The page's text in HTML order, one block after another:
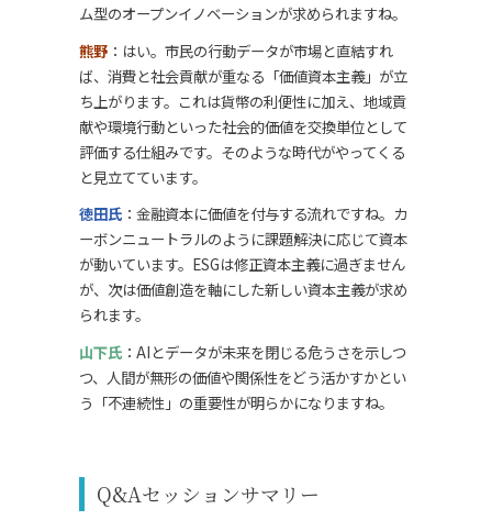
ム型のオープンイノベーションが求められますね。
熊野 ：はい。市民の行動データが市場と直結すれ
ば、消費と社会貢献が重なる「価値資本主義」が立
ち上がります。これは貨幣の利便性に加え、地域貢
献や環境行動といった社会的価値を交換単位として
評価する仕組みです。そのような時代がやってくる
と見立てています。
徳田氏 ：金融資本に価値を付与する流れですね。カ
ーボンニュートラルのように課題解決に応じて資本
が動いています。ESGは修正資本主義に過ぎません
が、次は価値創造を軸にした新しい資本主義が求め
られます。
山下氏 ：AIとデータが未来を閉じる危うさを示しつ
つ、人間が無形の価値や関係性をどう活かすかとい
う「不連続性」の重要性が明らかになりますね。
Q&Aセッションサマリー